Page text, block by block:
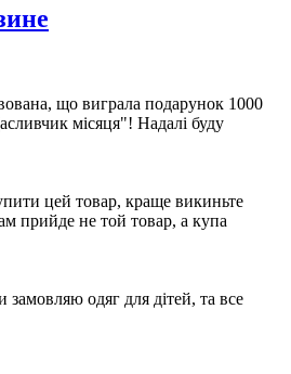
що виграла подарунок 1000
місяця"! Надалі буду
цей товар, краще викиньте
прийде не той товар, а купа
одяг для дітей, та все